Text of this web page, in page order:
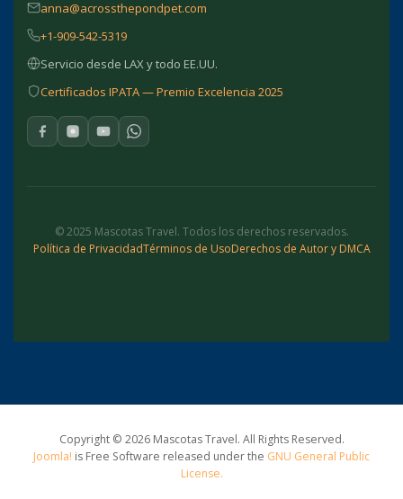
anna@acrossthepondpet.com
+1-909-542-5319
Servicio desde LAX y todo EE.UU.
Certificados IPATA — Premio Excelencia 2025
© 2025 Mascotas Travel. Todos los derechos reservados.
Política de PrivacidadTérminos de UsoDerechos de Autor y DMCA
Copyright © 2026 Mascotas Travel. All Rights Reserved.
Joomla! is Free Software released under the GNU General Public
License.